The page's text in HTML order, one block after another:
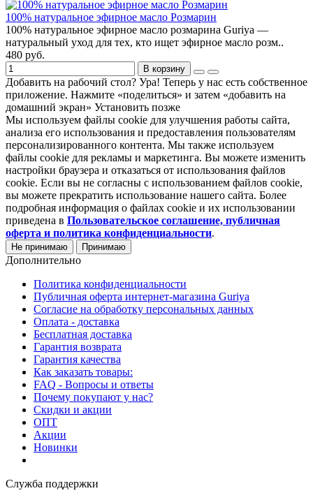
100% натуральное эфирное масло Розмарин
100% натуральное эфирное масло розмарина Guriya —
натуральный уход для тех, кто ищет эфирное масло розм..
480 руб.
В корзину
Добавить на рабочий стол? Ура! Теперь у нас есть собственное
приложение. Нажмите «поделиться» и затем «добавить на
домашний экран» Установить позже
Мы используем файлы cookie для улучшения работы сайта,
анализа его использования и предоставления пользователям
персонализированного контента. Мы также используем
файлы cookie для рекламы и маркетинга. Вы можете изменить
настройки браузера и отказаться от использования файлов
cookie. Если вы не согласны с использованием файлов cookie,
вы можете прекратить использование нашего сайта. Более
подробная информация о файлах cookie и их использовании
приведена в Пользовательское соглашение, публичная
оферта и политика конфиденциальности.
Не принимаю Принимаю
Дополнительно
Политика конфиденциальности
Публичная оферта интернет-магазина Guriya
Согласие на обработку персональных данных
Оплата - доставка
Бесплатная доставка
Гарантия возврата
Гарантия качества
Как заказать товары:
FAQ - Вопросы и ответы
Почему покупают у нас?
Скидки и акции
ОПТ
Акции
Новинки
Служба поддержки